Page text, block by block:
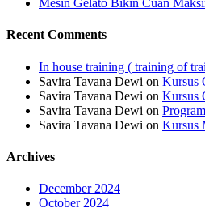
Mesin Gelato Bikin Cuan
Recent Comments
In house training ( training of
Savira Tavana Dewi on Kursus
Savira Tavana Dewi on Kursus
Savira Tavana Dewi on
Savira Tavana Dewi on Kursus
Archives
December 2024
October 2024